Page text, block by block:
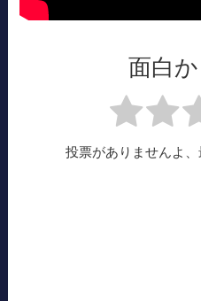
面白
投票がありませんよ